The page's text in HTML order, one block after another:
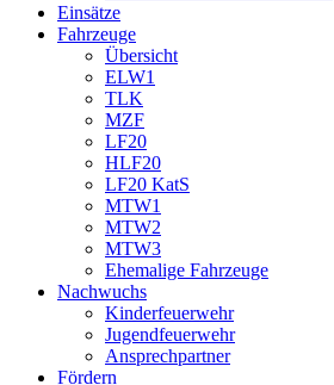
Einsätze
Fahrzeuge
Übersicht
ELW1
TLK
MZF
LF20
HLF20
LF20 KatS
MTW1
MTW2
MTW3
Ehemalige Fahrzeuge
Nachwuchs
Kinderfeuerwehr
Jugendfeuerwehr
Ansprechpartner
Fördern